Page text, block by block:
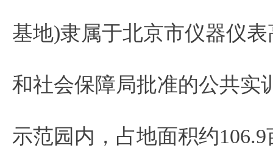
基地)隶属于北京市仪器仪
和社会保障局批准的公共实
示范园内，占地面积约